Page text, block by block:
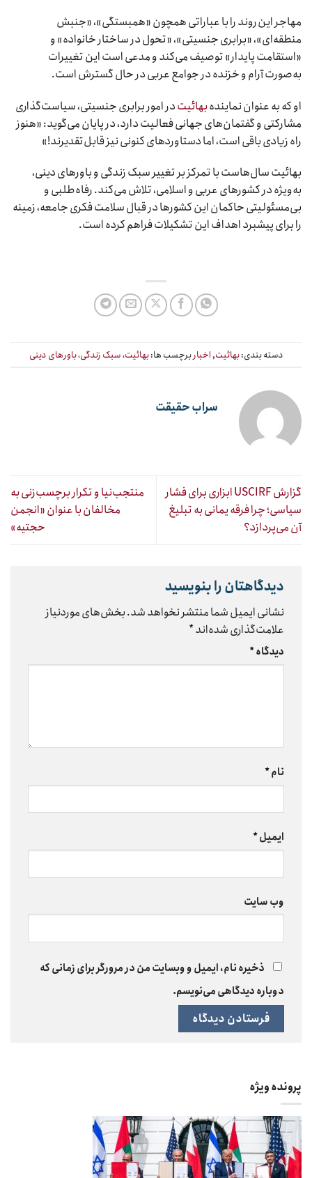
مهاجر این روند را با عباراتی همچون «همبستگی»، «جنبش
منطقه‌ای»، «برابری جنسیتی»، «تحول در ساختار خانواده» و
«استقامت پایدار» توصیف می‌کند و مدعی است این تغییرات
به‌صورت آرام و خزنده در جوامع عربی در حال گسترش است.
او که به عنوان نمایندهبهائیتدر امور برابری جنسیتی، سیاست‌گذاری
مشارکتی و گفتمان‌های جهانی فعالیت دارد، در پایان می‌گوید: «هنوز
راه زیادی باقی است، اما دستاوردهای کنونی نیز قابل‌تقدیرند!»
بهائیت سال‌هاست با تمرکز بر تغییر سبک زندگی و باورهای دینی،
به‌ویژه در کشورهای عربی و اسلامی، تلاش می‌کند. رفاه‌طلبی و
بی‌مسئولیتی حاکمان این کشورها در قبال سلامت فکری جامعه، زمینه
را برای پیشبرد اهداف این تشکیلات فراهم کرده است.
دسته بندی:بهائیت, اخبار برچسب ها:بهائیت، سبک زندگی، باورهای دینی
سراب حقیقت
گزارش USCIRF ابزاری برای فشار
سیاسی؛ چرا فرقه یمانی به تبلیغ
آن می‌پردازد؟
منتجب‌نیا و تکرار برچسب‌زنی به
مخالفان با عنوان «انجمن
حجتیه»
دیدگاهتان را بنویسید
نشانی ایمیل شما منتشر نخواهد شد.بخش‌های موردنیاز
علامت‌گذاری شده‌اند*
دیدگاه*
نام*
ایمیل*
وب‌ سایت
ذخیره نام، ایمیل و وبسایت من در مرورگر برای زمانی که
دوباره دیدگاهی می‌نویسم.
پرونده ویژه